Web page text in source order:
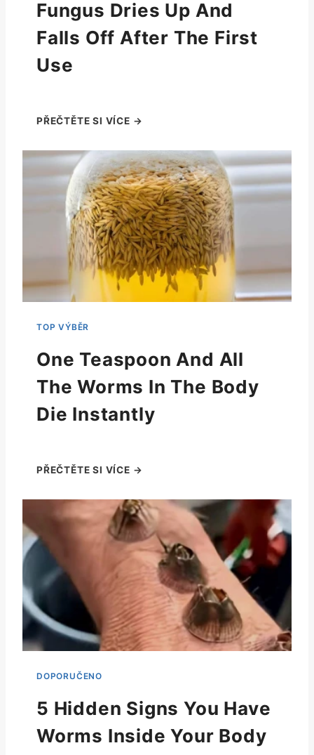
Fungus Dries Up And
Falls Off After The First
Use
One Teaspoon And All
The Worms In The Body
Die Instantly
5 Hidden Signs You Have
Worms Inside Your Body